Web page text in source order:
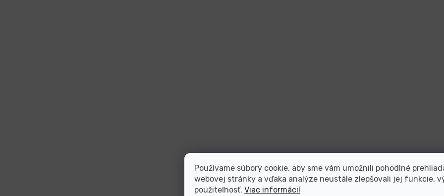
Používame súbory cookie, aby sme vám umožnili pohodlné
webovej stránky a vďaka analýze neustále zlepšovali jej funkcie,
použiteľnosť. Viac informácií